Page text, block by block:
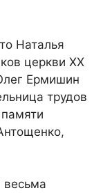
Наталья
церкви ХХ
Ермишин
трудов
весьма